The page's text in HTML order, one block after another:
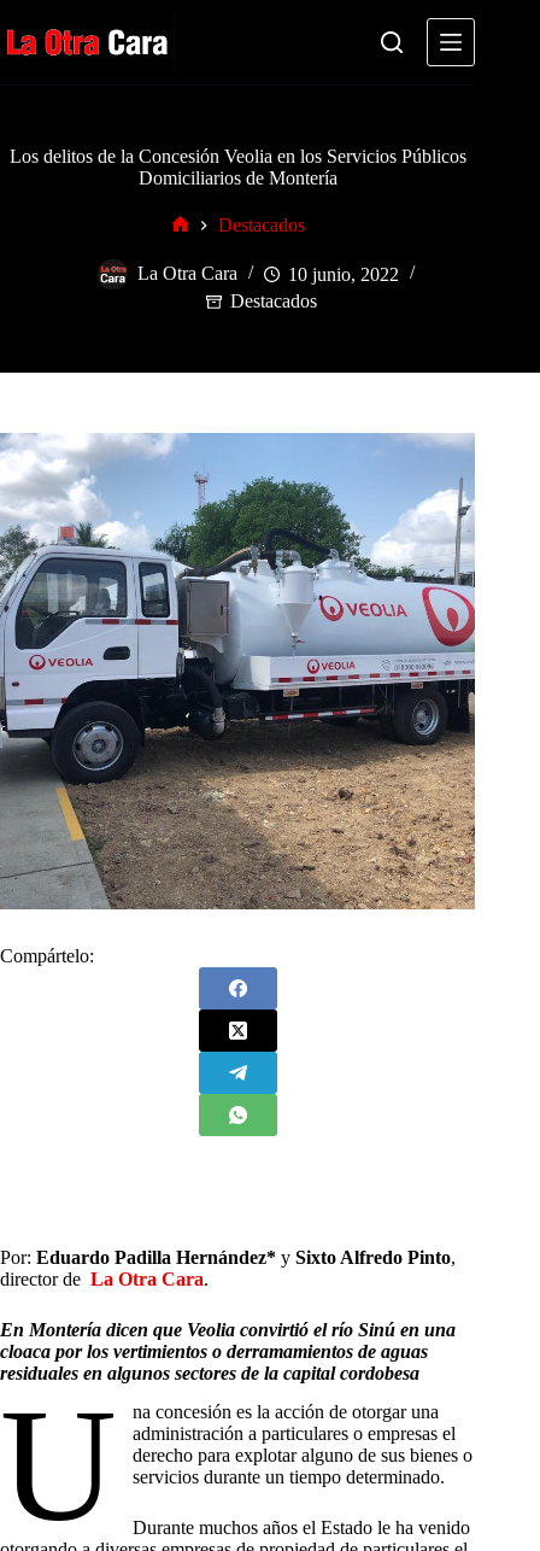
al
contenido
Los delitos de la Concesión Veolia en los Servicios Públicos
Domiciliarios de Montería
Destacados
La Otra Cara
10 junio, 2022
Destacados
Compártelo:
Por: Eduardo Padilla Hernández* y Sixto Alfredo Pinto,
director de La Otra Cara.
En Montería dicen que Veolia convirtió el río Sinú en una
cloaca por los vertimientos o derramamientos de aguas
residuales en algunos sectores de la capital cordobesa
U
na concesión es la acción de otorgar una
administración a particulares o empresas el
derecho para explotar alguno de sus bienes o
servicios durante un tiempo determinado.
Durante muchos años el Estado le ha venido